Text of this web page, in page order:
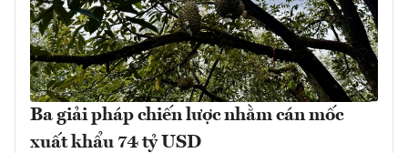
Ba giải pháp chiến lược nhằm cán mốc
xuất khẩu 74 tỷ USD